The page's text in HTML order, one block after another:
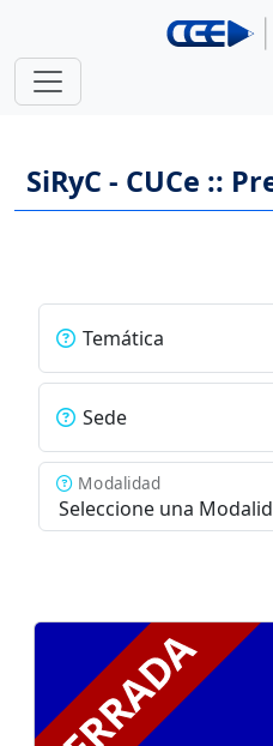
SiRyC - CUCe ::
Temática
Sede
Modalidad